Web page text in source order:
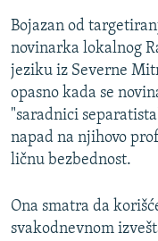
Bojazan od
novinarka lokalnog
jeziku iz Severne
opasno kada se
"saradnici
napad na njihovo
ličnu bezbednost.
Ona smatra da
svakodnevnom